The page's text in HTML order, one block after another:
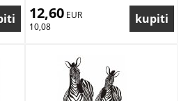
12,60 EUR
10,08